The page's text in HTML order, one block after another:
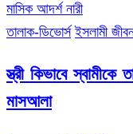
মাসিক আদর্শ নারী
তালাক-ডিভোর্স ইসলামী
স্ত্রী কিভাবে স্বামীকে
মাসআলা